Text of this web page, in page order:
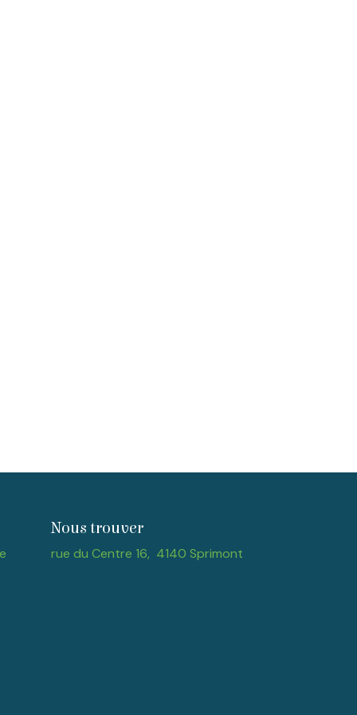
Nous trouver
rue du Centre 16, 4140 Sprimont